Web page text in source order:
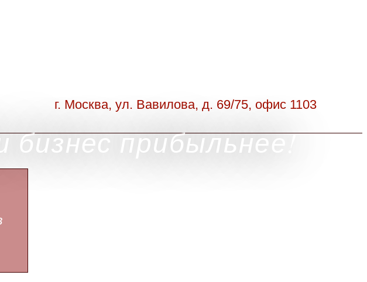
г. Москва, ул. Вавилова, д. 69/75, офис 1103
прибыльнее!